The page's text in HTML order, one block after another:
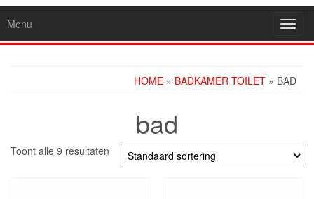
Menu
HOME » BADKAMER TOILET » BAD
bad
Toont alle 9 resultaten